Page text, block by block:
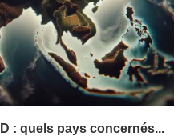
: quels pays concernés...